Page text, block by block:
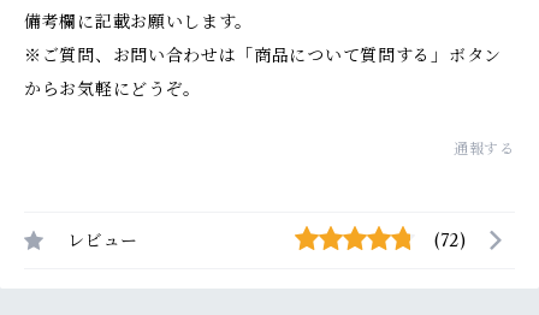
備考欄に記載お願いします。
※ご質問、お問い合わせは「商品について質問する」ボタン
からお気軽にどうぞ。
通報する
レビュー (72)